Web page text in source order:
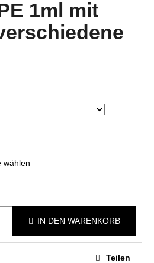
1ml mit
wählen
IN DEN WARENKORB
Teilen